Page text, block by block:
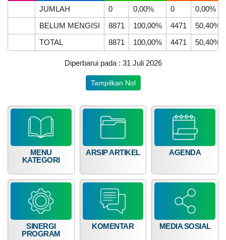
ARSIP ARTIKEL
JUMLAH 0 0,00% 0
0,00%
BELUM MENGISI
8871 100,00% 4471
50,40%
TOTAL
8871 100,00% 4471 50,40%
Diperbarui pada : 31 Juli 2026
Tampilkan Nol
MENU
KATEGORI
ARSIP ARTIKEL
Juli
2026
42
Kali
Cegah
Demam
Berdarah,
Kader
Posyandu
Serai
Jadi
Anti
Nyamuk
Dukung
SDGs
AGENDA
SINERGI
PROGRAM
KOMENTAR MEDIA SOSIAL